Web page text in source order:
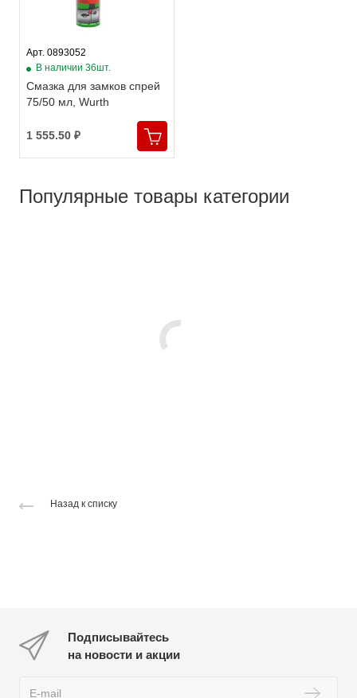
Арт. 0893052
В наличии 36шт.
Смазка для замков спрей
75/50 мл, Wurth
1 555.50 ₽
Популярные товары категории
Назад к списку
Подписывайтесь
на новости и акции